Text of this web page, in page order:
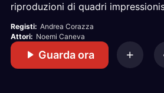
riproduzioni di quadri
cinema. Nel corso della
giardino di Villa Almerico Capra
che dal 1994 è entrata a far parte
dell’UNESCO e gli interni di Villa
Registi: Andrea Corazza
Attori: Noemi Caneva
Guarda ora